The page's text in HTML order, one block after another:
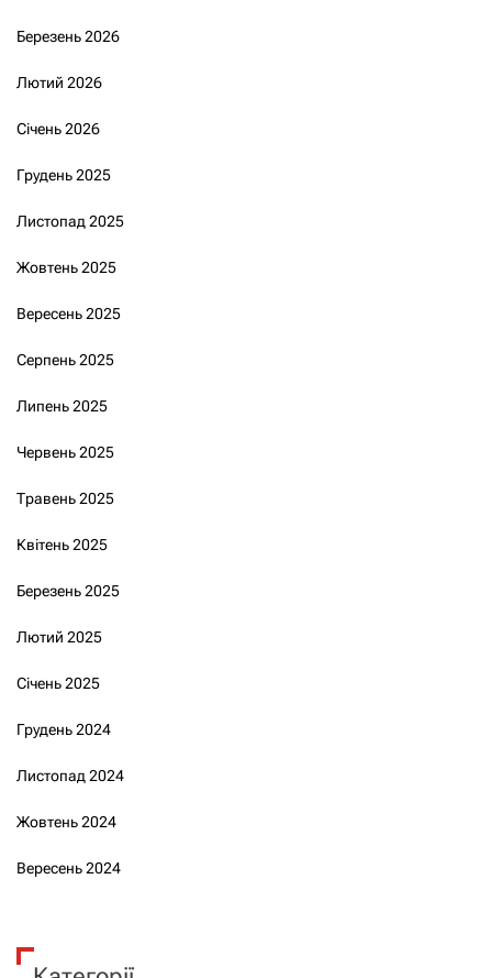
Березень 2026
Лютий 2026
Січень 2026
Грудень 2025
Листопад 2025
Жовтень 2025
Вересень 2025
Серпень 2025
Липень 2025
Червень 2025
Травень 2025
Квітень 2025
Березень 2025
Лютий 2025
Січень 2025
Грудень 2024
Листопад 2024
Жовтень 2024
Вересень 2024